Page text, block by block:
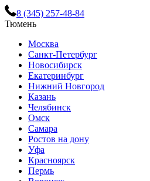
8 (345) 257-48-84
Тюмень
Москва
Санкт-Петербург
Новосибирск
Екатеринбург
Нижний Новгород
Казань
Челябинск
Омск
Самара
Ростов на дону
Уфа
Красноярск
Пермь